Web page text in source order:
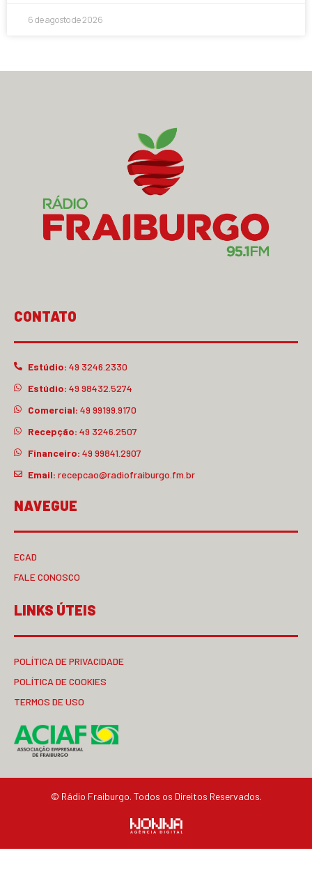
6 de agosto de 2026
CONTATO
Estúdio: 49 3246.2330
Estúdio: 49 98432.5274
Comercial: 49 99199.9170
Recepção: 49 3246.2507
Financeiro: 49 99841.2907
Email: recepcao@radiofraiburgo.fm.br
NAVEGUE
ECAD
FALE CONOSCO
LINKS ÚTEIS
POLÍTICA DE PRIVACIDADE
POLÍTICA DE COOKIES
TERMOS DE USO
© Rádio Fraiburgo. Todos os Direitos Reservados.